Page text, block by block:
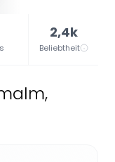
2,4k
Beliebtheit